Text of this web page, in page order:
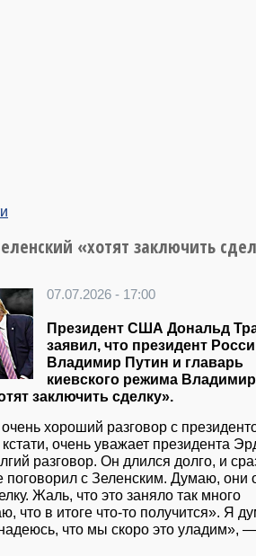
«хотят заключить
07.07.2026 - 17:00
Президент США Дональд
заявил, что президент
Владимир Путин и главарь
киевского режима Владимир
заключить сделку».
хороший разговор с
очень уважает президента
разговор. Он длился долго, и
поговорил с Зеленским. Думаю, они
Жаль, что это заняло так много
что в итоге что-то получится». Я
надеюсь, что мы скоро это уладим», —